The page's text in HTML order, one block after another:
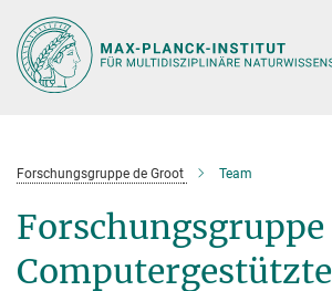
Hauptinhalt
Forschungsgruppe de Groot Team
Forschungsgruppe
Computergestützte